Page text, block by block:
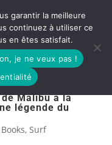
Malibu à la
légende du
Books, Surf
garantir la meilleure
continuez à utiliser ce
en êtes satisfait.
je ne veux pas !